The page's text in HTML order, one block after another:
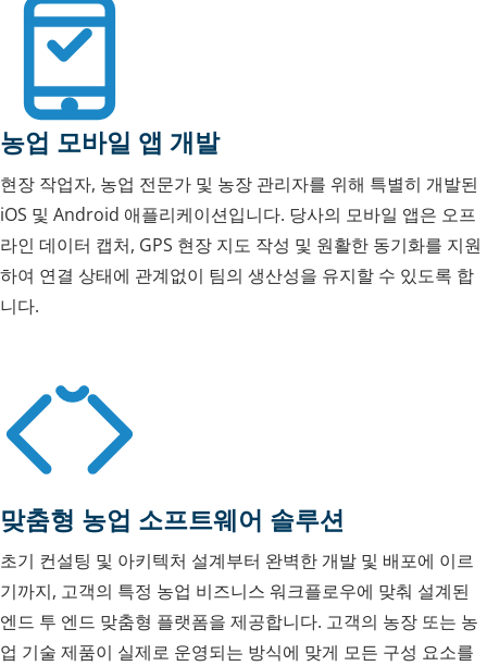
농업 모바일 앱 개발
현장 작업자, 농업 전문가 및 농장 관리자를 위해 특별히 개발된
iOS 및 Android 애플리케이션입니다. 당사의 모바일 앱은 오프
라인 데이터 캡처, GPS 현장 지도 작성 및 원활한 동기화를 지원
하여 연결 상태에 관계없이 팀의 생산성을 유지할 수 있도록 합
니다.
맞춤형 농업 소프트웨어 솔루션
초기 컨설팅 및 아키텍처 설계부터 완벽한 개발 및 배포에 이르
기까지, 고객의 특정 농업 비즈니스 워크플로우에 맞춰 설계된
엔드 투 엔드 맞춤형 플랫폼을 제공합니다. 고객의 농장 또는 농
업 기술 제품이 실제로 운영되는 방식에 맞게 모든 구성 요소를